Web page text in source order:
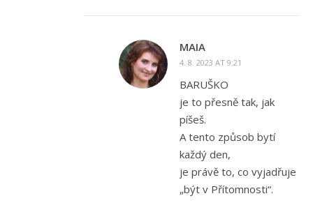
MAIA
4. 8. 2023 AT 9:21
BARUŠKO
je to přesně tak, jak
píšeš.
A tento způsob bytí
každý den,
je právě to, co vyjadřuje
„být v Přítomnosti“.